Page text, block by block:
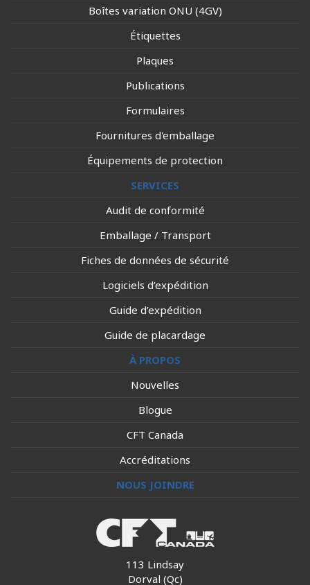
Boîtes variation ONU (4GV)
Étiquettes
Plaques
Publications
Formulaires
Fournitures d'emballage
Équipements de protection
SERVICES
Audit de conformité
Emballage / Transport
Fiches de données de sécurité
Logiciels d’expédition
Guide d’expédition
Guide de placardage
À PROPOS
Nouvelles
Blogue
CFT Canada
Accréditations
NOUS JOINDRE
113 Lindsay
Dorval (Qc)